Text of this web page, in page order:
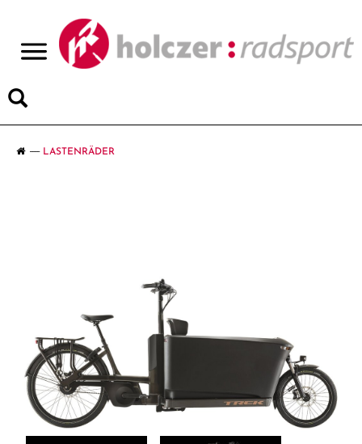
LASTENRÄDER